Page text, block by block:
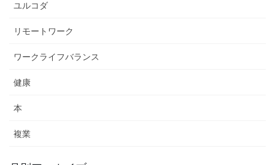
ユルコダ
リモートワーク
ワークライフバランス
健康
本
複業